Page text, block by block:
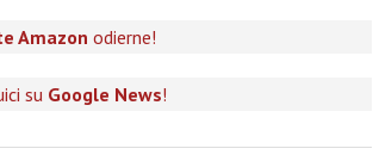
Amazon odierne!
su Google News!